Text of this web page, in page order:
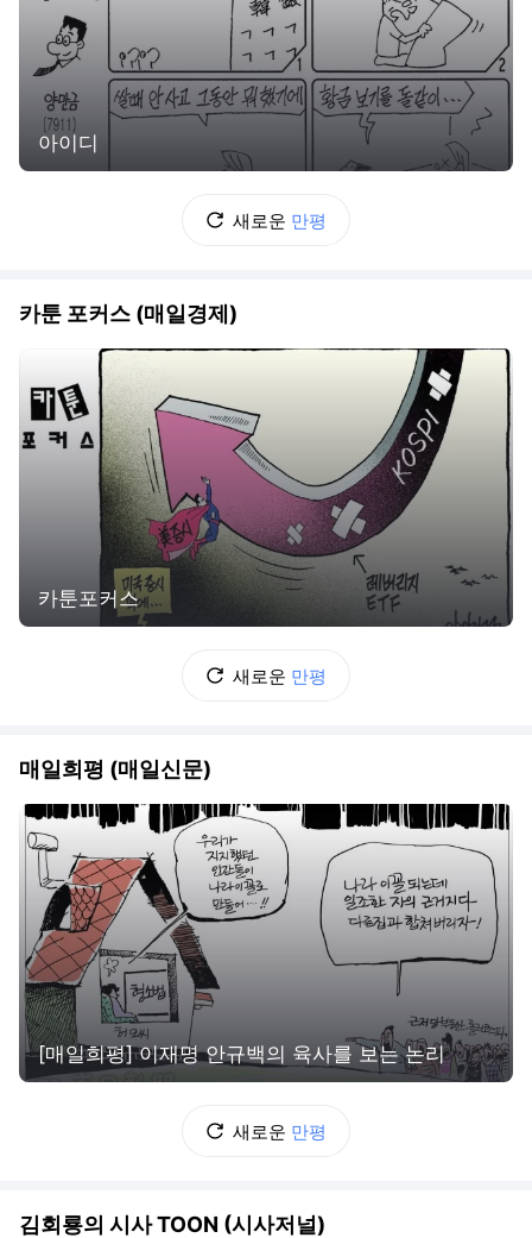
아이디
새로운 만평
카툰 포커스 (매일경제)
카툰포커스
새로운 만평
매일희평 (매일신문)
[매일희평] 이재명 안규백의 육사를 보는 논리
새로운 만평
김회룡의 시사 TOON (시사저널)